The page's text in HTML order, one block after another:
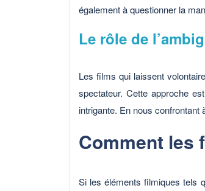
également à questionner la
Le rôle de
Les films qui laissent
spectateur. Cette approche
intrigante. En nous confrontant
Comment les
Si les éléments filmiques tels